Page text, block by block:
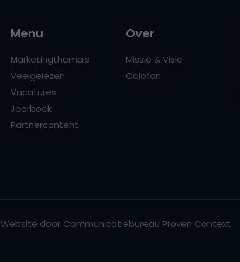
Menu
Marketingthema’s
Veelgelezen
Vacatures
Jaarboek
Partnercontent
Over
Missie & Visie
Colofon
Website door Communicatiebureau Proven Context